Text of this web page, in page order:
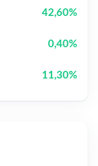
42,60%
0,40%
11,30%